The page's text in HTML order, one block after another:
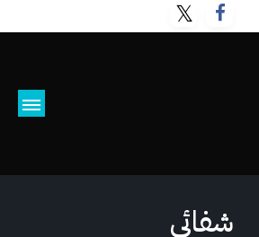
شفائي